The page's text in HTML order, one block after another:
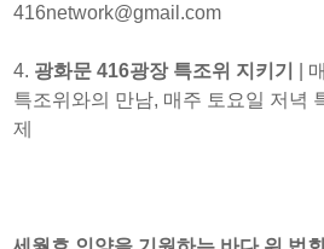
416network@gmail.com
4. 광화문 416광장 특조위 지키기
|
특조위와의 만남, 매주 토요일 저녁
제